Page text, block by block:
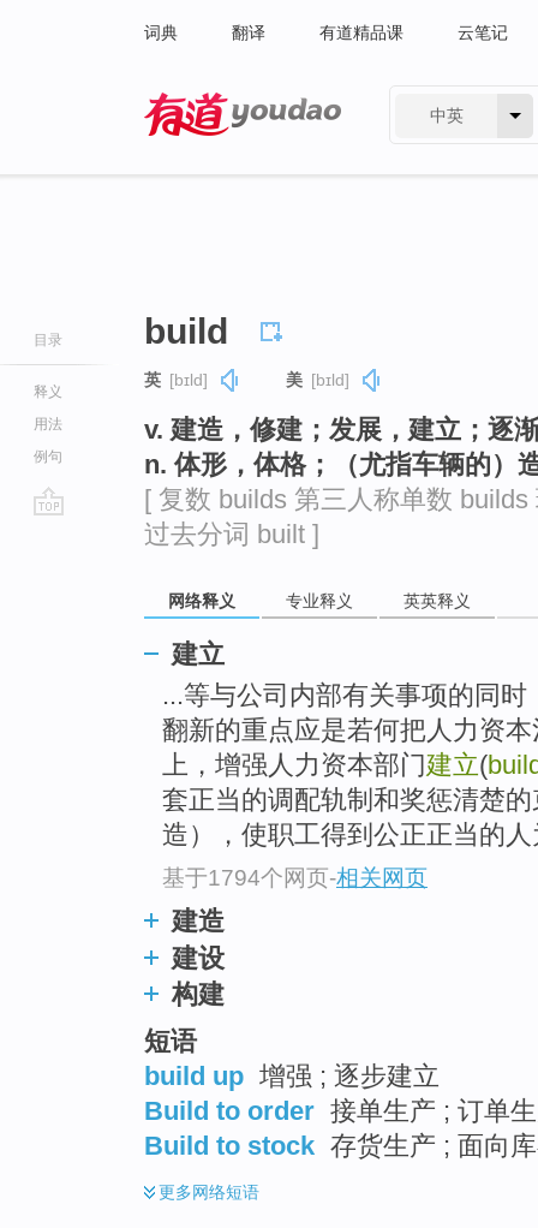
词典 翻译 有道精品课 云笔记
中英
目录
释义
用法
例句
build
英 [bɪld] 美 [bɪld]
v. 建造，修建；发展，建立；逐
n. 体形，体格；（尤指车辆的）
[ 复数 builds 第三人称单数
过去分词 built ]
网络释义 专业释义 英英释义
建立
...等与公司内部有关事项的同
翻新的重点应是若何把人力资
上，增强人力资本部门建立(
套正当的调配轨制和奖惩清楚
造），使职工得到公正正当的
基于1794个网页-相关网页
建造
建设
构建
短语
build up 增强 ; 逐步建立
Build to order 接单生产 ; 订单
Build to stock 存货生产 ; 面向
更多网络短语